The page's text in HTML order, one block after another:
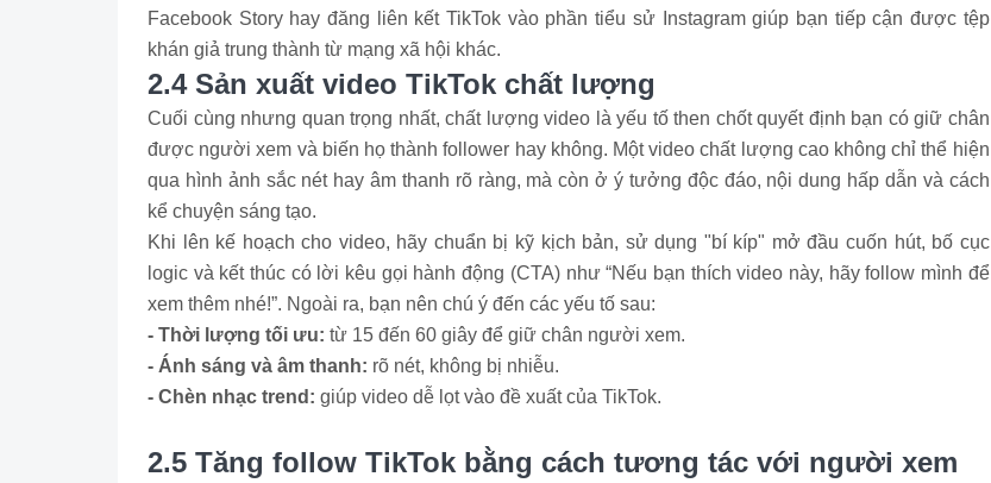
Facebook Story hay đăng liên kết TikTok vào phần tiểu sử Instagram giúp bạn tiếp cận được tệp
khán giả trung thành từ mạng xã hội khác.
2.4 Sản xuất video TikTok chất lượng
Cuối cùng nhưng quan trọng nhất, chất lượng video là yếu tố then chốt quyết định bạn có giữ chân
được người xem và biến họ thành follower hay không. Một video chất lượng cao không chỉ thể hiện
qua hình ảnh sắc nét hay âm thanh rõ ràng, mà còn ở ý tưởng độc đáo, nội dung hấp dẫn và cách
kể chuyện sáng tạo.
Khi lên kế hoạch cho video, hãy chuẩn bị kỹ kịch bản, sử dụng "bí kíp" mở đầu cuốn hút, bố cục
logic và kết thúc có lời kêu gọi hành động (CTA) như “Nếu bạn thích video này, hãy follow mình để
xem thêm nhé!”. Ngoài ra, bạn nên chú ý đến các yếu tố sau:
- Thời lượng tối ưu: từ 15 đến 60 giây để giữ chân người xem.
- Ánh sáng và âm thanh: rõ nét, không bị nhiễu.
- Chèn nhạc trend: giúp video dễ lọt vào đề xuất của TikTok.
2.5 Tăng follow TikTok bằng cách tương tác với người xem